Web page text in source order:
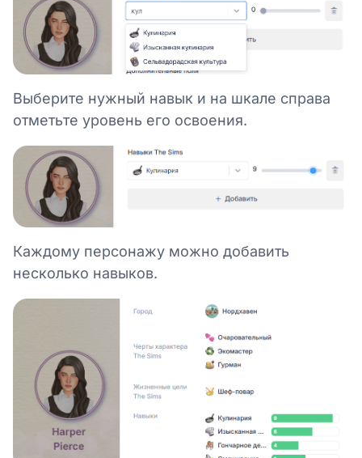
Выберите нужный навык и на шкале справа
отметьте уровень его освоения.
Каждому персонажу можно добавить
несколько навыков.